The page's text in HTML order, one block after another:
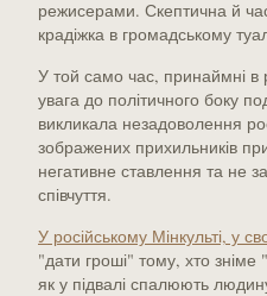
режисерами. Скептична й
крадіжка в громадському
У той само час, принаймні в
увага до політичного боку
викликала незадоволення
зображених прихильників
негативне ставлення та не
співчуття.
У російському Мінкульті, у
"дати гроші" тому, хто
як у підвалі спалюють